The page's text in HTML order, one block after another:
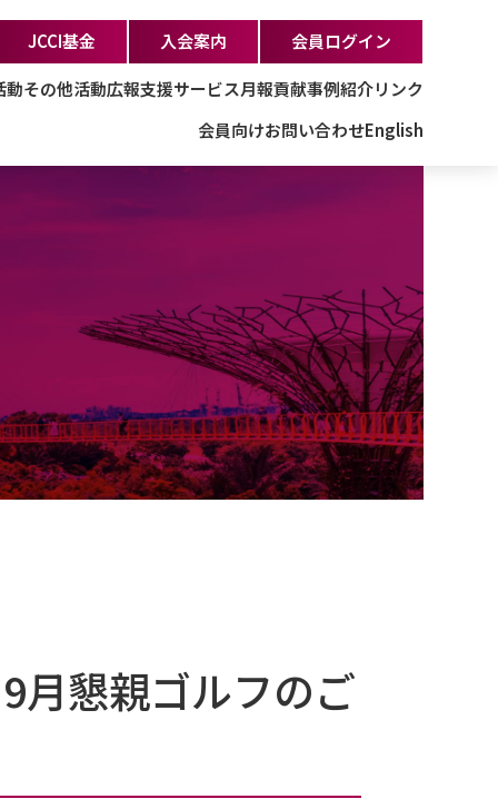
JCCI基金 入会案内 会員ログイン
動その他活動広報支援サービス月報貢献事例紹介リンク
会員向けお問い合わせEnglish
懇親ゴルフのご